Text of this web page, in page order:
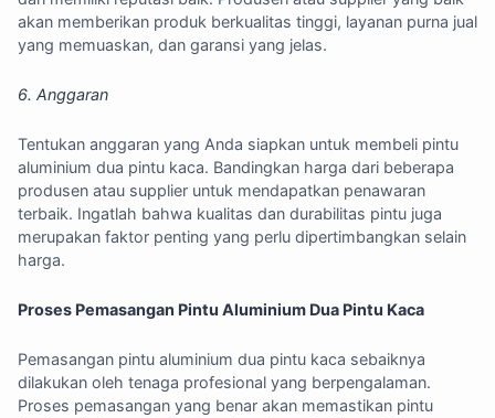
akan memberikan produk berkualitas tinggi, layanan purna jual
yang memuaskan, dan garansi yang jelas.
6. Anggaran
Tentukan anggaran yang Anda siapkan untuk membeli pintu
aluminium dua pintu kaca. Bandingkan harga dari beberapa
produsen atau supplier untuk mendapatkan penawaran
terbaik. Ingatlah bahwa kualitas dan durabilitas pintu juga
merupakan faktor penting yang perlu dipertimbangkan selain
harga.
Proses Pemasangan Pintu Aluminium Dua Pintu Kaca
Pemasangan pintu aluminium dua pintu kaca sebaiknya
dilakukan oleh tenaga profesional yang berpengalaman.
Proses pemasangan yang benar akan memastikan pintu